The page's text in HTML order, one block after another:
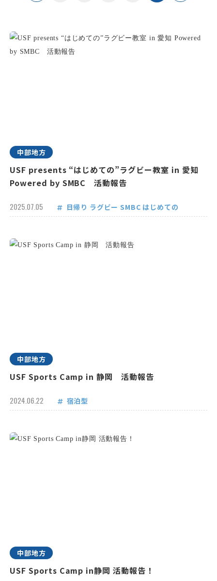
中部地方
USF presents “はじめての”ラグビー教室 in 愛知
Powered by SMBC 活動報告
2025.07.05 日帰り ラグビー SMBC はじめての
中部地方
USF Sports Camp in 静岡 活動報告
2024.06.22 宿泊型
中部地方
USF Sports Camp in静岡 活動報告！